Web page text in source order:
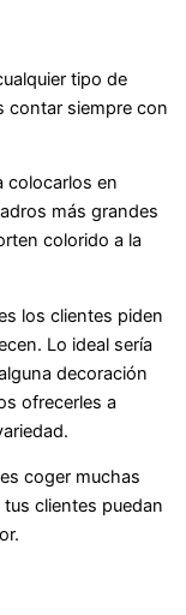
tipo de
contar siempre con
colocarlos en
más grandes
colorido a la
los clientes piden
Lo ideal sería
decoración
ofrecerles a
coger muchas
clientes puedan